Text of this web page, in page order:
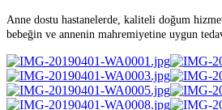
Anne dostu hastanelerde, kaliteli doğum
bebeğin ve annenin mahremiyetine uygun